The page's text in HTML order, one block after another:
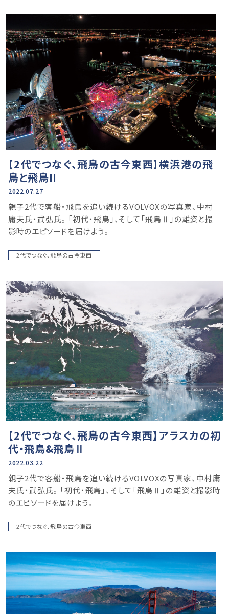
【2代でつなぐ、飛鳥の古今東西】横浜港の飛
鳥と飛鳥II
2022.07.27
親⼦2代で客船・飛鳥を追い続けるVOLVOXの写真家、中村
庸夫⽒・武弘⽒。 「初代・⾶⿃」、そして「⾶⿃Ⅱ」の雄姿と撮
影時のエピソードを届けよう。
2代でつなぐ、飛鳥の古今東西
【2代でつなぐ、飛鳥の古今東西】アラスカの初
代・飛鳥&飛鳥Ⅱ
2022.03.22
親⼦2代で客船・飛鳥を追い続けるVOLVOXの写真家、中村庸
夫⽒・武弘⽒。 「初代・⾶⿃」、そして「⾶⿃Ⅱ」の雄姿と撮影時
のエピソードを届けよう。
2代でつなぐ、飛鳥の古今東西